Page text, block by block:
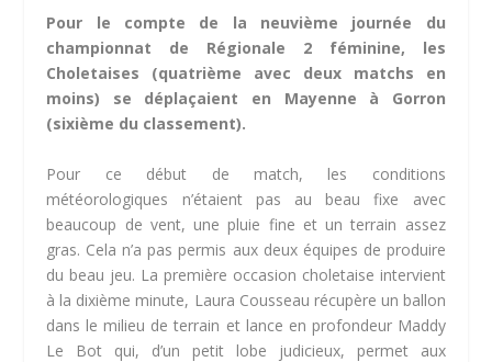
Pour le compte de la neuvième journée du
championnat de Régionale 2 féminine, les
Choletaises (quatrième avec deux matchs en
moins) se déplaçaient en Mayenne à Gorron
(sixième du classement).
Pour ce début de match, les conditions
météorologiques n’étaient pas au beau fixe avec
beaucoup de vent, une pluie fine et un terrain assez
gras. Cela n’a pas permis aux deux équipes de produire
du beau jeu. La première occasion choletaise intervient
à la dixième minute, Laura Cousseau récupère un ballon
dans le milieu de terrain et lance en profondeur Maddy
Le Bot qui, d’un petit lobe judicieux, permet aux